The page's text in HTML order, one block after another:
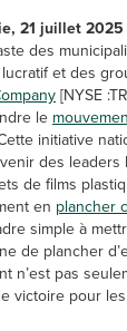
21 juillet
des
et des
[NYSE
le
initiative
des leaders
de films
en plancher
simple à
de plancher
n’est pas
victoire pour